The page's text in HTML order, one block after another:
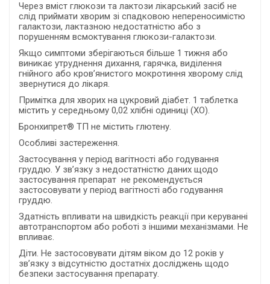
Через вміст глюкози та лактози лікарський засіб не
слід приймати хворим зі спадковою непереносимістю
галактози, лактазною недостатністю або з
порушенням всмоктування глюкози-галактози.
Якщо симптоми зберігаються більше 1 тижня або
виникає утруднення дихання, гарячка, виділення
гнійного або кров’янистого мокротиння хворому слід
звернутися до лікаря.
Примітка для хворих на цукровий діабет. 1 таблетка
містить у середньому 0,02 хлібні одиниці (ХО).
Бронхипрет® ТП не містить глютену.
Особливі застереження.
Застосування у період вагітності або годування
груддю. У зв’язку з недостатністю даних щодо
застосування препарат не рекомендується
застосовувати у період вагітності або годування
груддю.
Здатність впливати на швидкість реакції при керуванні
автотранспортом або роботі з іншими механізмами. Не
впливає.
Діти. Не застосовувати дітям віком до 12 років у
зв’язку з відсутністю достатніх досліджень щодо
безпеки застосування препарату.